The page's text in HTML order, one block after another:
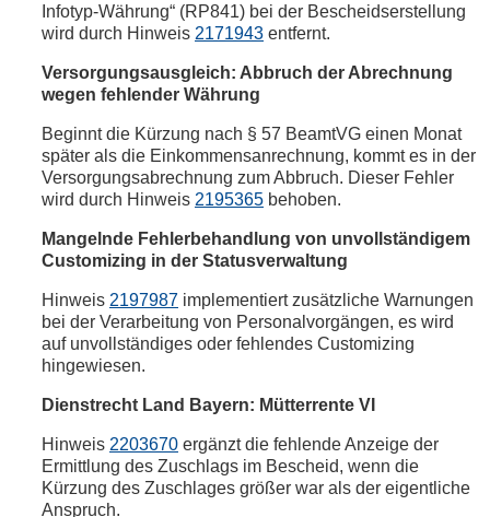
Infotyp-Währung“ (RP841) bei der Bescheidserstellung
wird durch Hinweis 2171943 entfernt.
Versorgungsausgleich: Abbruch der Abrechnung
wegen fehlender Währung
Beginnt die Kürzung nach § 57 BeamtVG einen Monat
später als die Einkommensanrechnung, kommt es in der
Versorgungsabrechnung zum Abbruch. Dieser Fehler
wird durch Hinweis 2195365 behoben.
Mangelnde Fehlerbehandlung von unvollständigem
Customizing in der Statusverwaltung
Hinweis 2197987 implementiert zusätzliche Warnungen
bei der Verarbeitung von Personalvorgängen, es wird
auf unvollständiges oder fehlendes Customizing
hingewiesen.
Dienstrecht Land Bayern: Mütterrente VI
Hinweis 2203670 ergänzt die fehlende Anzeige der
Ermittlung des Zuschlags im Bescheid, wenn die
Kürzung des Zuschlages größer war als der eigentliche
Anspruch.